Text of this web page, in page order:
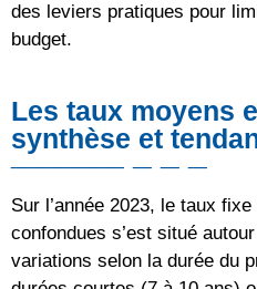
des leviers pratiques pour
budget.
Les taux moyens
synthèse et
Sur l’année 2023, le taux
confondues s’est situé
variations selon la durée du